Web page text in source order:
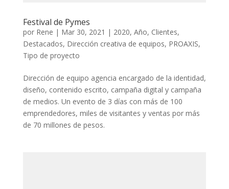
Festival de Pymes
por Rene | Mar 30, 2021 | 2020, Año, Clientes,
Destacados, Dirección creativa de equipos, PROAXIS,
Tipo de proyecto
Dirección de equipo agencia encargado de la identidad,
diseño, contenido escrito, campaña digital y campaña
de medios. Un evento de 3 días con más de 100
emprendedores, miles de visitantes y ventas por más
de 70 millones de pesos.